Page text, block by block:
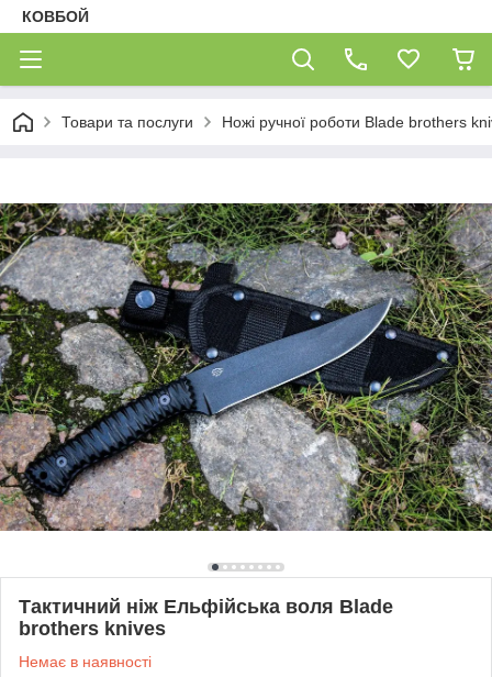
КОВБОЙ
Товари та послуги Ножі ручної роботи Blade brothers
Тактичний ніж Ельфійська воля Blade
brothers knives
Немає в наявності